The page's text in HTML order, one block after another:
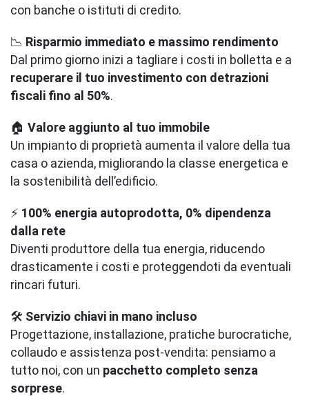
con banche o istituti di credito.
📉 Risparmio immediato e massimo rendimento
Dal primo giorno inizi a tagliare i costi in bolletta e a
recuperare il tuo investimento con detrazioni
fiscali fino al 50%.
🏠 Valore aggiunto al tuo immobile
Un impianto di proprietà aumenta il valore della tua
casa o azienda, migliorando la classe energetica e
la sostenibilità dell’edificio.
⚡ 100% energia autoprodotta, 0% dipendenza
dalla rete
Diventi produttore della tua energia, riducendo
drasticamente i costi e proteggendoti da eventuali
rincari futuri.
🛠️ Servizio chiavi in mano incluso
Progettazione, installazione, pratiche burocratiche,
collaudo e assistenza post-vendita: pensiamo a
tutto noi, con un pacchetto completo senza
sorprese.